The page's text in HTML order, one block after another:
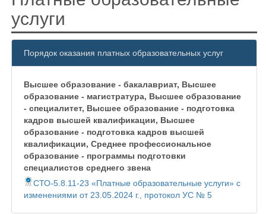
услуги
Порядок оказания платных образовательных услуг
Высшее образование - бакалавриат, Высшее
образование - магистратура, Высшее образование
- специалитет, Высшее образование - подготовка
кадров высшей квалификации, Высшее
образование - подготовка кадров высшей
квалификации, Среднее профессиональное
образование - программы подготовки
специалистов среднего звена
СТО-5.8.11-23 «Платные образовательные услуги» с
изменениями от 23.05.2024 г., протокол УС № 5